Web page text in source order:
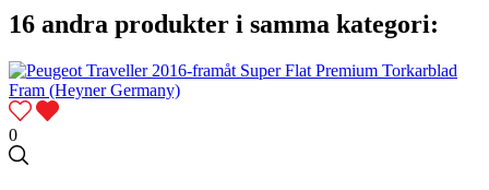
16 andra produkter i samma kategori:
0